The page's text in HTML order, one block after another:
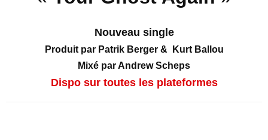
Nouveau single
Produit par Patrik Berger & Kurt Ballou
Mixé par Andrew Scheps
Dispo sur toutes les plateformes